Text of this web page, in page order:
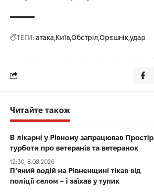
ТЕГИ: атака КиївОбстріл Орєшнікудар
Читайте також
В лікарні у Рівному запрацював Простір
турботи про ветеранів та ветеранок
12:30, 8.08.2026
П’яний водій на Рівненщині тікав від
поліції селом – і заїхав у тупик